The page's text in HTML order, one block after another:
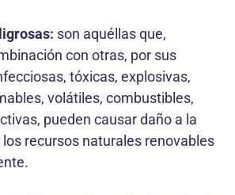
son aquéllas que,
con otras, por sus
tóxicas, explosivas,
volátiles, combustibles,
pueden causar daño a la
recursos naturales renovables